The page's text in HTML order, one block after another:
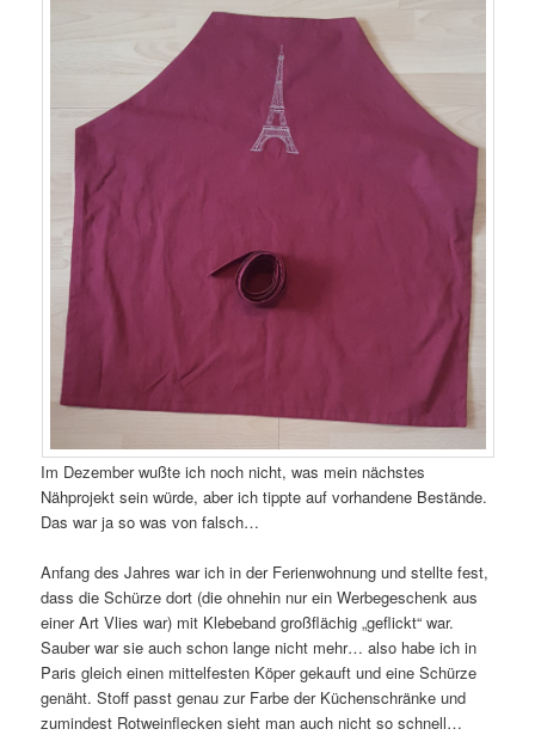
Im Dezember wußte ich noch nicht, was mein nächstes
Nähprojekt sein würde, aber ich tippte auf vorhandene Bestände.
Das war ja so was von falsch…
Anfang des Jahres war ich in der Ferienwohnung und stellte fest,
dass die Schürze dort (die ohnehin nur ein Werbegeschenk aus
einer Art Vlies war) mit Klebeband großflächig „geflickt“ war.
Sauber war sie auch schon lange nicht mehr… also habe ich in
Paris gleich einen mittelfesten Köper gekauft und eine Schürze
genäht. Stoff passt genau zur Farbe der Küchenschränke und
zumindest Rotweinflecken sieht man auch nicht so schnell…